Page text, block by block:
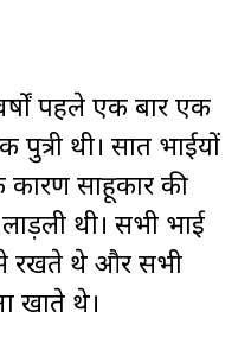
पहले एक बार एक
थी। सात भाईयों
साहूकार की
थी। सभी भाई
रखते थे और सभी
खाते थे।